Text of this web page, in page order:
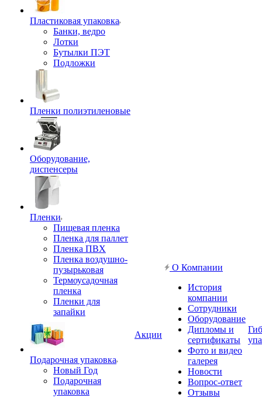
Пластиковая упаковка
Банки, ведро
Лотки
Бутылки ПЭТ
Подложки
Пленки полиэтиленовые
Оборудование,
диспенсеры
Пленки
Пищевая пленка
Пленка для паллет
Пленка ПВХ
Пленка воздушно-
пузырьковая
Термоусадочная
пленка
Пленки для
запайки
Подарочная упаковка
Новый Год
Подарочная
упаковка
Акции
О Компании
История
компании
Сотрудники
Оборудование
Дипломы и
сертификаты
Фото и видео
галерея
Новости
Вопрос-ответ
Отзывы